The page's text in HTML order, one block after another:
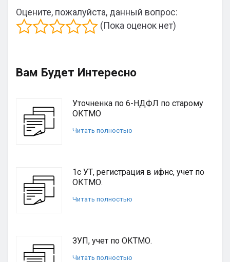
Оцените, пожалуйста, данный вопрос:
(Пока оценок нет)
Вам Будет Интересно
Уточненка по 6-НДФЛ по старому
ОКТМО
Читать полностью
1с УТ, регистрация в ифнс, учет по
ОКТМО.
Читать полностью
ЗУП, учет по ОКТМО.
Читать полностью